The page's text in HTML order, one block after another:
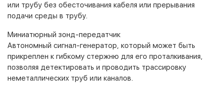
или трубу без обесточивания кабеля или прерывания
подачи среды в трубу.
Миниатюрный зонд-передатчик
Автономный сигнал-генератор, который может быть
прикреплен к гибкому стержню для его проталкивания,
позволяя детектировать и проводить трассировку
неметаллических труб или каналов.